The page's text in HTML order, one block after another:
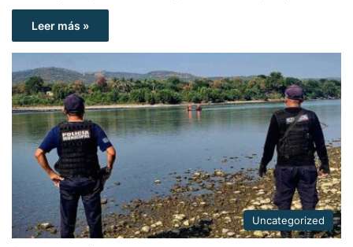
Leer más »
Uncategorized